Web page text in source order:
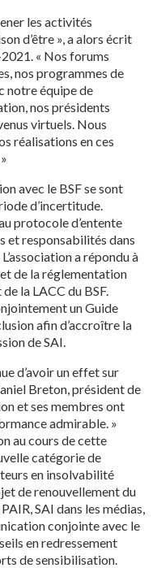
les activités
d’être », a alors écrit
« Nos forums
nos programmes de
notre équipe de
nos présidents
virtuels. Nous
réalisations en ces
avec le BSF se sont
d’incertitude.
protocole d’entente
et responsabilités dans
a répondu à
de la réglementation
la LACC du BSF.
un Guide
afin d’accroître la
de SAI.
d’avoir un effet sur
Breton, président de
et ses membres ont
admirable. »
au cours de cette
catégorie de
en insolvabilité
de renouvellement du
SAI dans les médias,
conjointe avec le
en redressement
de sensibilisation.